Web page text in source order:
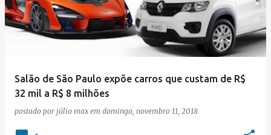
Salão de São Paulo expõe carros que custam de R$
32 mil a R$ 8 milhões
postado por júlio max em domingo, novembro 11, 2018